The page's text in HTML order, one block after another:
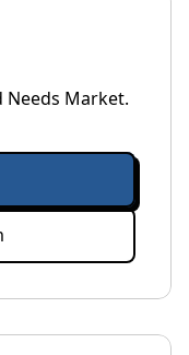
Needs Market.